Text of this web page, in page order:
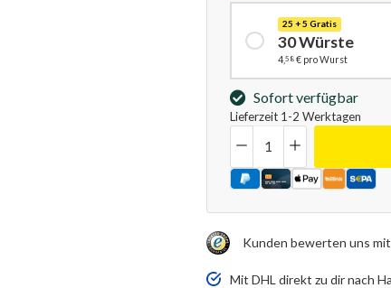
Sofort verfügbar
Lieferzeit 1-2 Werktagen
25 + 5 Gratis
30 Würste
4, 58€ pro Wurst
Kunden bewerten uns
Mit DHL direkt zu dir nach